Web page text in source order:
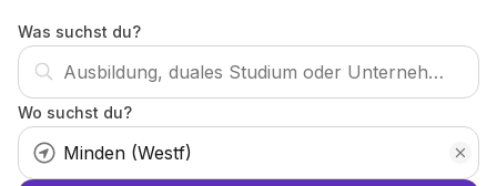
Was suchst du?
Wo suchst du?